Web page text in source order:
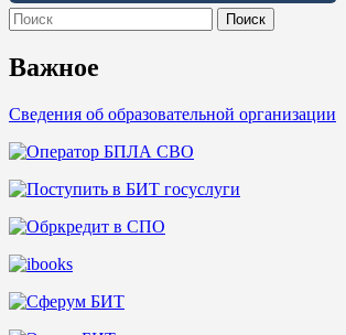
Search
for:
Важное
Сведения об образовательной организации